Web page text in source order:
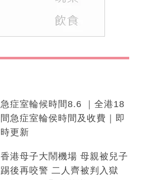
急症室輪候時間8.6 ｜全港18
間急症室輪侯時間及收費｜即
時更新
香港母子大鬧機場 母親被兒子
踢後再咬警 二人齊被判入獄